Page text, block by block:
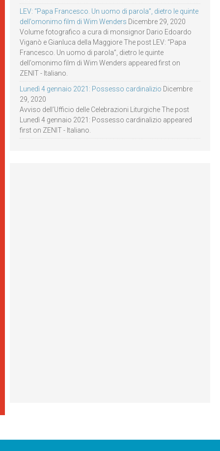
LEV: “Papa Francesco. Un uomo di parola”, dietro le quinte
dell’omonimo film di Wim Wenders Dicembre 29, 2020
Volume fotografico a cura di monsignor Dario Edoardo
Viganò e Gianluca della Maggiore The post LEV: “Papa
Francesco. Un uomo di parola”, dietro le quinte
dell’omonimo film di Wim Wenders appeared first on
ZENIT - Italiano.
Lunedì 4 gennaio 2021: Possesso cardinalizio Dicembre
29, 2020
Avviso dell’Ufficio delle Celebrazioni Liturgiche The post
Lunedì 4 gennaio 2021: Possesso cardinalizio appeared
first on ZENIT - Italiano.